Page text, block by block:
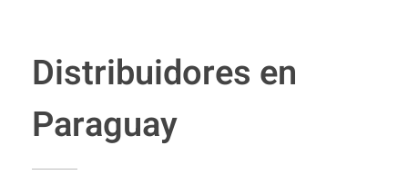
Distribuidores en
Paraguay